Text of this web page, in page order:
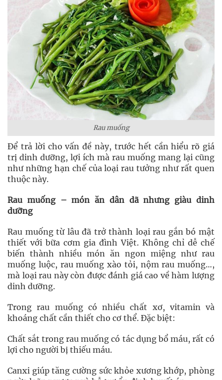
Rau muống
Để trả lời cho vấn đề này, trước hết cần hiểu rõ giá
trị dinh dưỡng, lợi ích mà rau muống mang lại cũng
như những hạn chế của loại rau tưởng như rất quen
thuộc này.
Rau muống – món ăn dân dã nhưng giàu dinh
dưỡng
Rau muống từ lâu đã trở thành loại rau gắn bó mật
thiết với bữa cơm gia đình Việt. Không chỉ dễ chế
biến thành nhiều món ăn ngon miệng như rau
muống luộc, rau muống xào tỏi, nộm rau muống…,
mà loại rau này còn được đánh giá cao về hàm lượng
dinh dưỡng.
Trong rau muống có nhiều chất xơ, vitamin và
khoáng chất cần thiết cho cơ thể. Đặc biệt:
Chất sắt trong rau muống có tác dụng bổ máu, rất có
lợi cho người bị thiếu máu.
Canxi giúp tăng cường sức khỏe xương khớp, phòng